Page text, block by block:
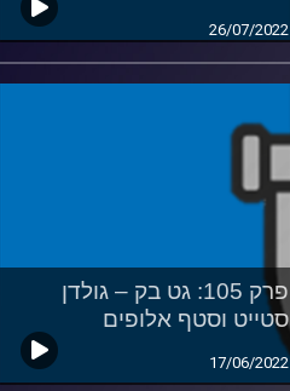
26/07/2022
פרק 105: גט בק – גולדן
סטייט וסטף אלופים
17/06/2022